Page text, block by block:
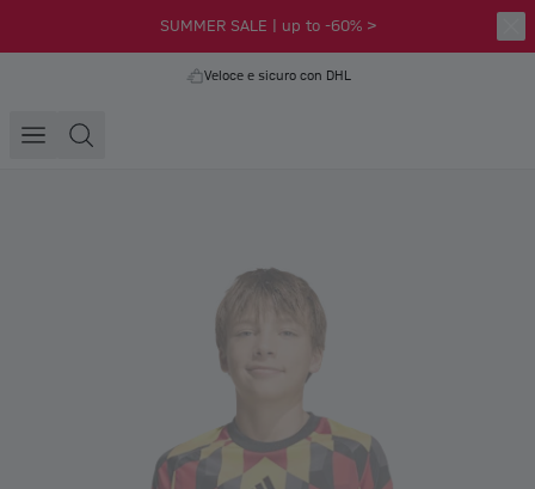
SUMMER SALE | up to -60% >
Veloce e sicuro con DHL